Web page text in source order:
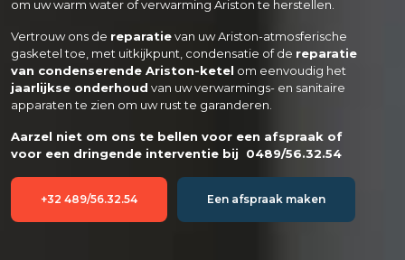
om uw warm water of verwarming Ariston te herstellen.
Vertrouw ons de reparatie van uw Ariston-atmosferische
gasketel toe, met uitkijkpunt, condensatie of de reparatie
van condenserende Ariston-ketel om eenvoudig het
jaarlijkse onderhoud van uw verwarmings- en sanitaire
apparaten te zien om uw rust te garanderen.
Aarzel niet om ons te bellen voor een afspraak of
voor een dringende interventie bij 0489/56.32.54
+32 489/56.32.54 Een afspraak maken